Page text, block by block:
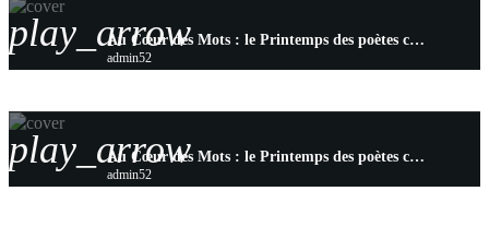
play_arrow Au Cœur des Mots : le Printemps des poètes continue !
admin52
play_arrow Au Cœur des Mots : le Printemps des poètes continue !
admin52